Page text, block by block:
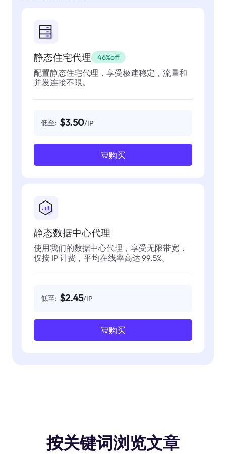
静态住宅代理 46%off
配置静态住宅代理，享受极速稳定，流量和
并发连接不限。
低至: $3.50/IP
购买
静态数据中心代理
使用我们的数据中心代理，享受无限带宽，
仅按 IP 计费，平均在线率高达 99.5%。
低至: $2.45/IP
购买
按关键词浏览文章